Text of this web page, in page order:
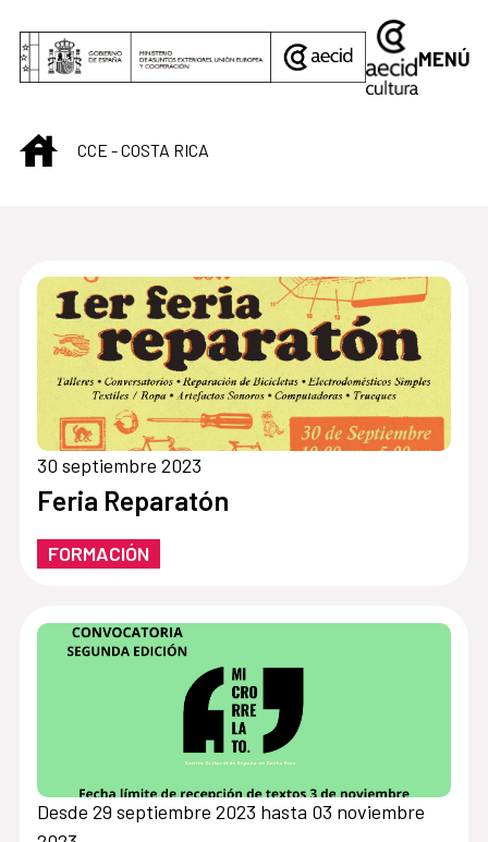
MENÚ
INICIO
CCE - COSTA RICA
30 septiembre 2023
Feria Reparatón
FORMACIÓN
Desde 29 septiembre 2023 hasta 03 noviembre